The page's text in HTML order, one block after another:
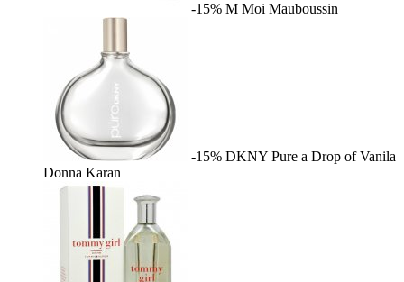
-15% M Moi Mauboussin
-15% DKNY Pure a Drop of Vanila
Donna Karan